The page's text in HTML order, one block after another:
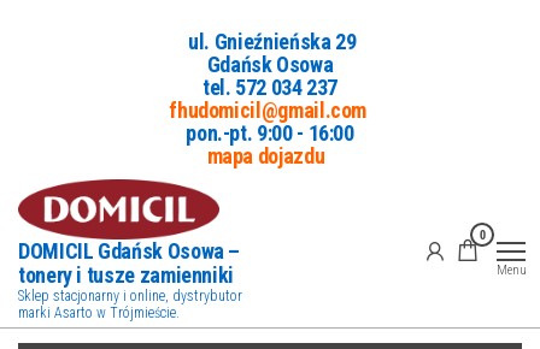
ul. Gnieźnieńska 29
Gdańsk Osowa
tel. 572 034 237
fhudomicil@gmail.com
pon.-pt. 9:00 - 16:00
mapa dojazdu
DOMICIL Gdańsk Osowa –
tonery i tusze zamienniki
Sklep stacjonarny i online, dystrybutor
marki Asarto w Trójmieście.
0
Menu